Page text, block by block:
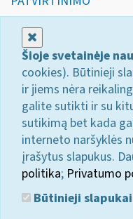
Šioje svetainėje
cookies). Būtinieji
ir jiems nėra
galite sutikti ir su
sutikimą bet kada
interneto naršyklės
įrašytus slapukus.
politika; Privatumo
Būtinieji slapukai